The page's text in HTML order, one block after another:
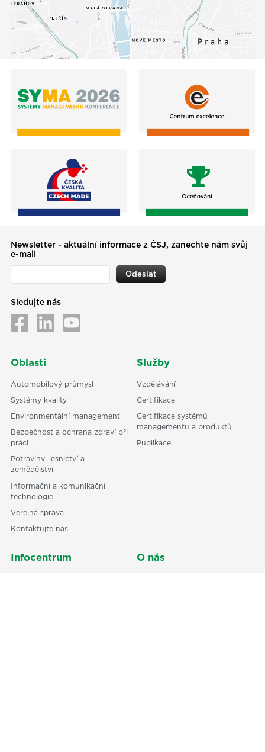
Newsletter - aktuální informace z ČSJ, zanechte nám svůj
e-mail
Odeslat
Sledujte nás
Oblasti
Automobilový průmysl
Systémy kvality
Environmentální management
Bezpečnost a ochrana zdraví při
práci
Potraviny, lesnictví a
zemědělství
Informační a komunikační
technologie
Veřejná správa
Kontaktujte nás
Služby
Vzdělávání
Certifikace
Certifikace systémů
managementu a produktů
Publikace
Infocentrum O nás